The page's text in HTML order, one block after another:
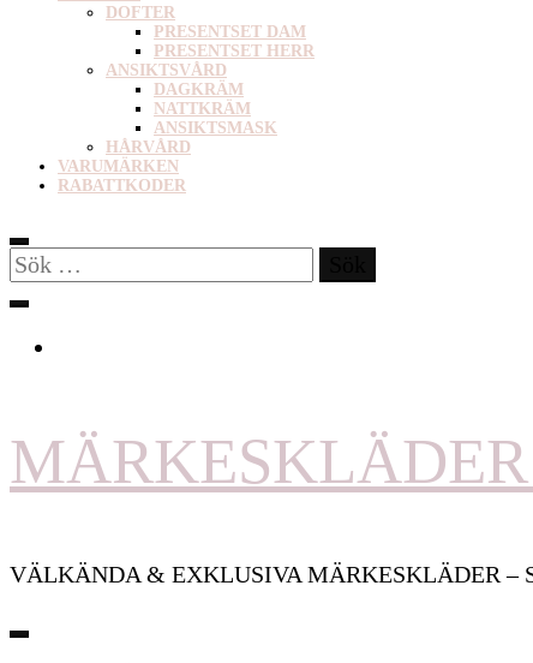
DOFTER
PRESENTSET DAM
PRESENTSET HERR
ANSIKTSVÅRD
DAGKRÄM
NATTKRÄM
ANSIKTSMASK
HÅRVÅRD
VARUMÄRKEN
RABATTKODER
Sök
efter:
VÄLKÄNDA & EXKLUSIVA MÄRKESKLÄDER –